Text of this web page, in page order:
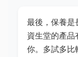
最後，保養是
資生堂的產品
你。多試多比